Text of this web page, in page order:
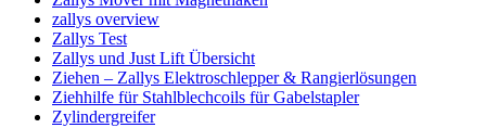
zallys overview
Zallys Test
Zallys und Just Lift Übersicht
Ziehen – Zallys Elektroschlepper & Rangierlösungen
Ziehhilfe für Stahlblechcoils für Gabelstapler
Zylindergreifer